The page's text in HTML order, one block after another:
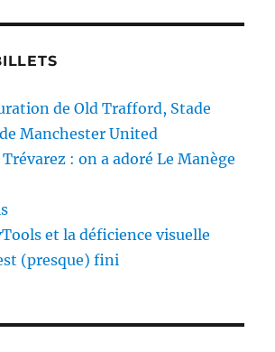
de Old Trafford, Stade
Manchester United
: on a adoré Le Manège
et la déficience visuelle
(presque) fini